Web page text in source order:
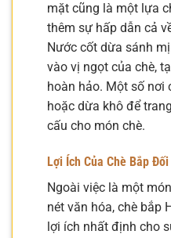
mặt cũng là một lựa
thêm sự hấp dẫn cả
Nước cốt dừa sánh
vào vị ngọt của chè,
hoàn hảo. Một số nơi
hoặc dừa khô để
cấu cho món chè.
Lợi Ích Của Chè Bắp
Ngoài việc là một
nét văn hóa, chè bắp
lợi ích nhất định cho